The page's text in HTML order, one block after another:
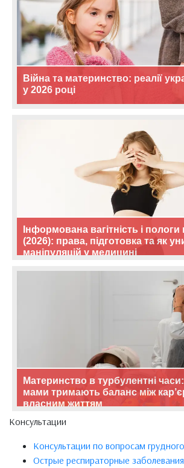
Війна та материнство: реалії
у 2026 році
Інформована вагітність і пологи
(2026): права, підготовка та як
маніпуляцій у медицині
Материнство в турбулентні часи:
мами тримають баланс між
власним життям
Консультации
Консультации по вопросам
Острые респираторные заболевания